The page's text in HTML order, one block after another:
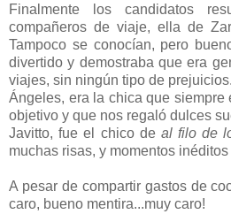
Finalmente los candidatos
compañeros de viaje, ella de
Tampoco se conocían, pero
divertido y demostraba que era
viajes, sin ningún tipo de prejuicios.
Ángeles, era la chica que siempre
objetivo y que nos regaló dulces
Javitto, fue el chico de al filo de
muchas risas, y momentos
A pesar de compartir gastos de
caro, bueno mentira...muy caro!